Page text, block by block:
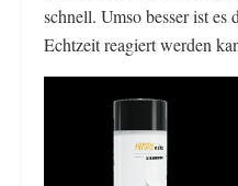
schnell. Umso besser ist es
Echtzeit reagiert werden